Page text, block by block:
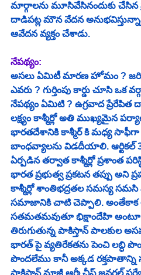
మార్గాలను మూసివేసినందుకు చేసిన
దాడిపట్ల మౌన వేదన
ఆవేదన వ్యక్తం చేశాడు.
నేపథ్యం:
అసలు ఏమిటీ మారణ హోమం ?
ఎవరు ? గుర్తింపు కార్డు చూసి ఒక
నేపథ్యం ఏమిటి ? ఉగ్రవాద ప్రేరేపిత
లక్ష్యం కాశ్మీర్లో అతి ముఖ్యమైన
భారతదేశానికి కాశ్మీర్ కి మధ్య సాఫీగా
బాంధవ్యాలను విడదీయాలి. ఆర్టికల్
ఏర్పడిన తర్వాత కాశ్మీర్లో ప్రశాంత
భారత ప్రభుత్వ ప్రకటన తప్పు అని
కాశ్మీర్లో శాంతిభద్రతల సమస్య
సమాజానికి చాటి చెప్పాలి. అంతేకాక
సతమతమవుతూ భిక్షాందేహి అంటూ
తిరుగుతున్న పాకిస్తాన్ పాలకుల
భారత్ పై వ్యతిరేకతను పెంచి లబ్ధి
పొందలేము కానీ అక్కడ రక్తపాతాన్ని